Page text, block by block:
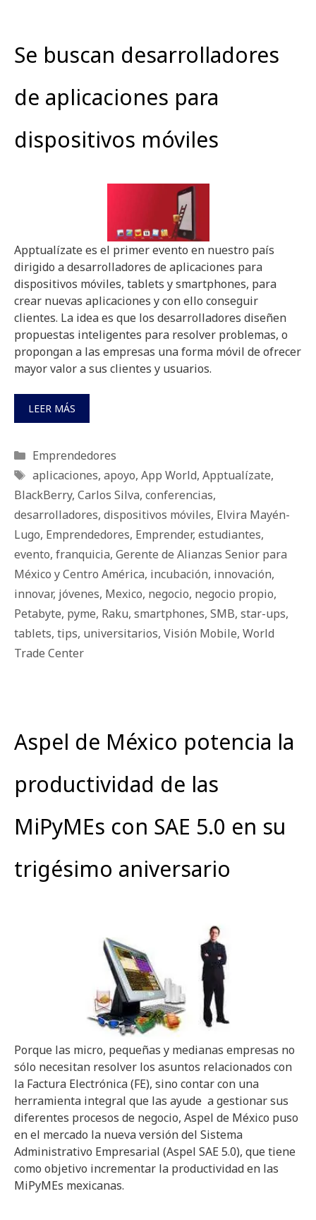
Se buscan desarrolladores
de aplicaciones para
dispositivos móviles
Apptualízate es el primer evento en nuestro país
dirigido a desarrolladores de aplicaciones para
dispositivos móviles, tablets y smartphones, para
crear nuevas aplicaciones y con ello conseguir
clientes. La idea es que los desarrolladores diseñen
propuestas inteligentes para resolver problemas, o
propongan a las empresas una forma móvil de ofrecer
mayor valor a sus clientes y usuarios.
LEER MÁS
Categorías
Emprendedores
Etiquetas
aplicaciones, apoyo, App World, Apptualízate,
BlackBerry, Carlos Silva, conferencias,
desarrolladores, dispositivos móviles, Elvira Mayén-
Lugo, Emprendedores, Emprender, estudiantes,
evento, franquicia, Gerente de Alianzas Senior para
México y Centro América, incubación, innovación,
innovar, jóvenes, Mexico, negocio, negocio propio,
Petabyte, pyme, Raku, smartphones, SMB, star-ups,
tablets, tips, universitarios, Visión Mobile, World
Trade Center
Aspel de México potencia la
productividad de las
MiPyMEs con SAE 5.0 en su
trigésimo aniversario
Porque las micro, pequeñas y medianas empresas no
sólo necesitan resolver los asuntos relacionados con
la Factura Electrónica (FE), sino contar con una
herramienta integral que las ayude a gestionar sus
diferentes procesos de negocio, Aspel de México puso
en el mercado la nueva versión del Sistema
Administrativo Empresarial (Aspel SAE 5.0), que tiene
como objetivo incrementar la productividad en las
MiPyMEs mexicanas.